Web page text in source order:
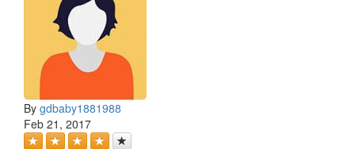
By gdbaby1881988
Feb 21, 2017